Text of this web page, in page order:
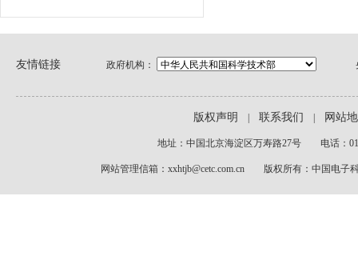
友情链接 政府机构：
版权声明 联系我们 网站
地址：中国北京海淀区万寿路27号 电话：
网站管理信箱：xxhtjb@cetc.com.cn 版权所有：中国电